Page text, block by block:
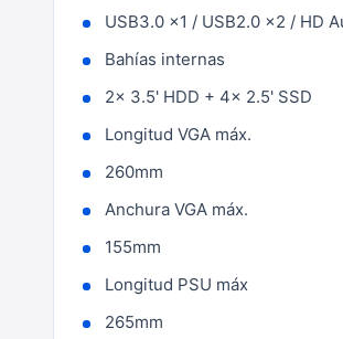
USB3.0 x1 / USB2.0 x2 / HD
Bahías internas
2x 3.5' HDD + 4x 2.5' SSD
Longitud VGA máx.
260mm
Anchura VGA máx.
155mm
Longitud PSU máx
265mm